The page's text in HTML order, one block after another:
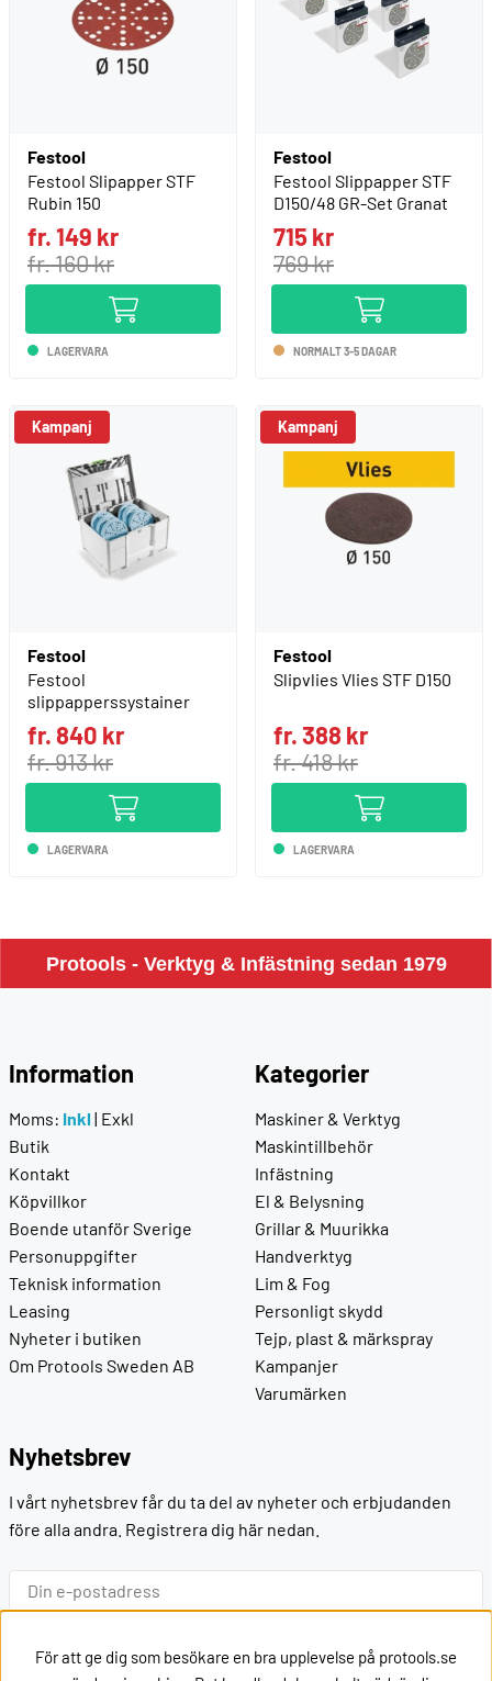
Festool
Festool Slipapper STF
Rubin 150
fr. 149 kr
fr. 160 kr
LAGERVARA
Festool
Festool Slippapper STF
D150/48 GR-Set Granat
715 kr
769 kr
NORMALT 3-5 DAGAR
Kampanj
Festool
Festool
slippapperssystainer
fr. 840 kr
fr. 913 kr
LAGERVARA
Kampanj
Festool
Slipvlies Vlies STF D150
fr. 388 kr
fr. 418 kr
LAGERVARA
Protools - Verktyg & Infästning sedan 1979
Information
Moms: Inkl | Exkl
Butik
Kontakt
Köpvillkor
Boende utanför Sverige
Personuppgifter
Teknisk information
Leasing
Nyheter i butiken
Om Protools Sweden AB
Kategorier
Maskiner & Verktyg
Maskintillbehör
Infästning
El & Belysning
Grillar & Muurikka
Handverktyg
Lim & Fog
Personligt skydd
Tejp, plast & märkspray
Kampanjer
Varumärken
Nyhetsbrev
I vårt nyhetsbrev får du ta del av nyheter och erbjudanden
före alla andra. Registrera dig här nedan.
Ok
För att ge dig som besökare en bra upplevelse på protools.se